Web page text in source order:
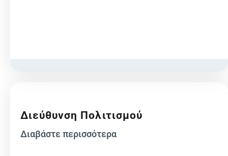
Διεύθυνση Πολιτισμού
Διαβάστε περισσότερα